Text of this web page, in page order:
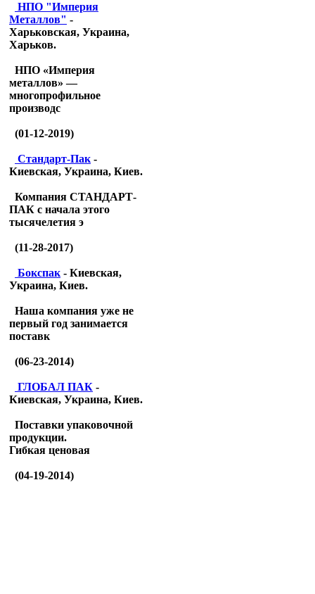
НПО "Империя
Металлов" -
Харьковская, Украина,
Харьков.
НПО «Империя
металлов» —
многопрофильное
производс
(01-12-2019)
Стандарт-Пак -
Киевская, Украина, Киев.
Компания СТАНДАРТ-
ПАК с начала этого
тысячелетия э
(11-28-2017)
Бокспак - Киевская,
Украина, Киев.
Наша компания уже не
первый год занимается
поставк
(06-23-2014)
ГЛОБАЛ ПАК -
Киевская, Украина, Киев.
Поставки упаковочной
продукции.
Гибкая ценовая
(04-19-2014)